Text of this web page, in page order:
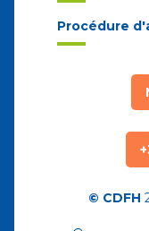
Procédure
© CDFH